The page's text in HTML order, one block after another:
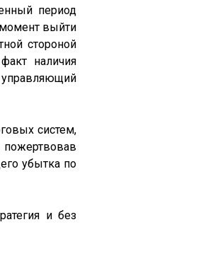
период
момент выйти
стороной
наличия
управляющий
систем,
убытка по
и без